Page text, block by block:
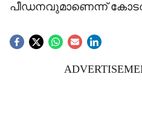
പീഡനവുമാണെന്ന്